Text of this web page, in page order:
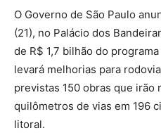
O Governo de São Paulo
(21), no Palácio dos
de R$ 1,7 bilhão do
levará melhorias para
previstas 150 obras que irão
quilômetros de vias em 196
litoral.